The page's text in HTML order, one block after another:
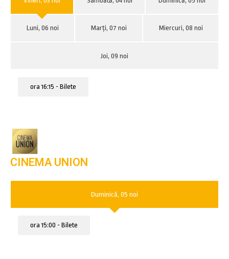
Luni, 06 noi Marți, 07 noi Miercuri, 08 noi
Joi, 09 noi
ora 16:15 - Bilete
CINEMA UNION
Duminică, 05 noi
ora 15:00 - Bilete